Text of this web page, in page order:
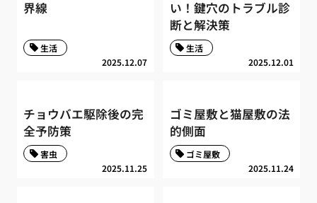
界線
2025.12.07
生活
い！鍵穴のトラブル診
断と解決策
2025.12.01
生活
チョウバエ駆除後の完
全予防策
2025.11.25
害虫
ゴミ屋敷と猫屋敷の法
的側面
2025.11.24
ゴミ屋敷